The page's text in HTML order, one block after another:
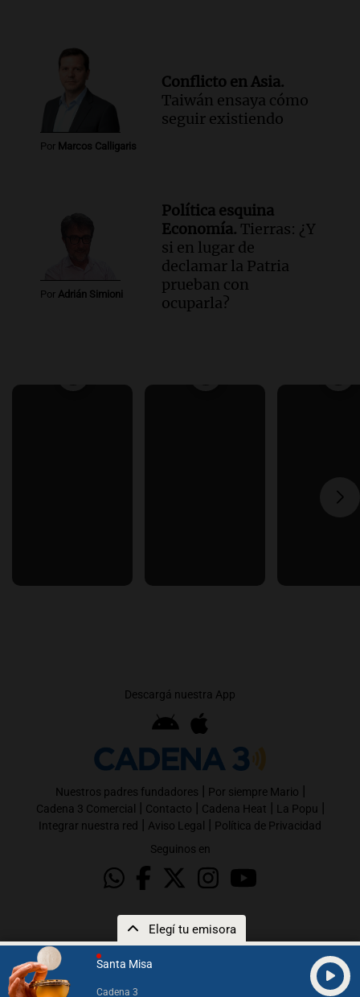
Santa Misa
Cadena 3
Elegí tu emisora
Por Marcos Calligaris
Conflicto en Asia.
Taiwán ensaya cómo
seguir existiendo
Por Adrián Simioni
Política esquina
Economía. Tierras: ¿Y
si en lugar de
declamar la Patria
prueban con
ocuparla?
Descargá nuestra App
Nuestros padres fundadores | Por siempre Mario |
Cadena 3 Comercial | Contacto | Cadena Heat | La Popu |
Integrar nuestra red | Aviso Legal | Política de Privacidad
Seguinos en